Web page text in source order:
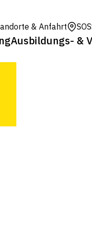
& Anfahrt SOS
Ausbildungs- &